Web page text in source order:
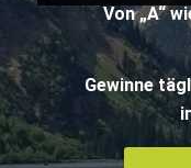
Von „A“
Gewinne